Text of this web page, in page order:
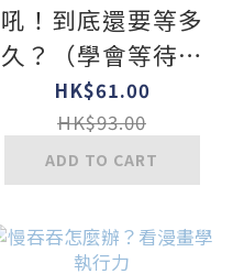
吼！到底還要等多
久？（學會等待，
培養耐心！）
HK$61.00
HK$93.00
ADD TO CART